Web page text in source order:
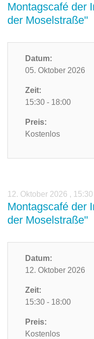
Montagscafé der
der Moselstraße"
Datum:
05. Oktober 2026
Zeit:
15:30 - 18:00
Preis:
Kostenlos
12. Oktober 2026 ,
Montagscafé der
der Moselstraße"
Datum:
12. Oktober 2026
Zeit:
15:30 - 18:00
Preis:
Kostenlos